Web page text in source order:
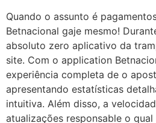
Quando o assunto é
Betnacional gaje mesmo!
absoluto zero aplicativo da
site. Com o application
experiência completa de o
apresentando estatísticas
intuitiva. Além disso, a
atualizações responsable o